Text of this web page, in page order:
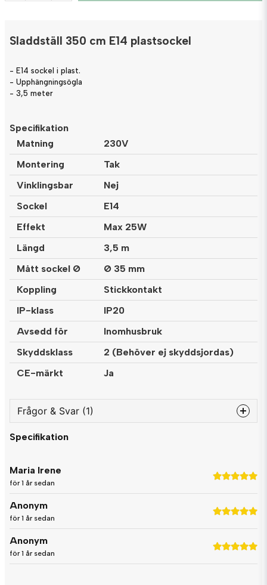
Sladdställ 350 cm E14 plastsockel
- E14 sockel i plast.
- Upphängningsögla
- 3,5 meter
Specifikation
Matning
230V
Montering
Tak
Vinklingsbar
Nej
Sockel
E14
Effekt
Max 25W
Längd
3,5 m
Mått sockel Ø
Ø 35 mm
Koppling
Stickkontakt
IP-klass
IP20
Avsedd för
Inomhusbruk
Skyddsklass
2 (Behöver ej skyddsjordas)
CE-märkt
Ja
Frågor & Svar (1)
question
nameNamn
email
Mejladress
Specifikation
Maria Irene
för 1 år sedan
Anonym
för 1 år sedan
Anonym
för 1 år sedan